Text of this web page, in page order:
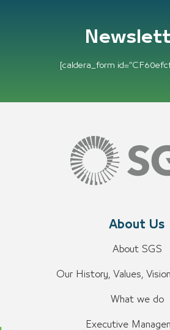
[caldera_form
About Us
About SGS
Our History, Values,
What we do
Executive